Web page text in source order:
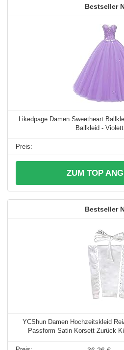
Likedpage Damen Sweetheart
Ballkleid - Violett
ZUM TOP
YCShun Damen Hochzeitskleid
Passform Satin Korsett Zurück